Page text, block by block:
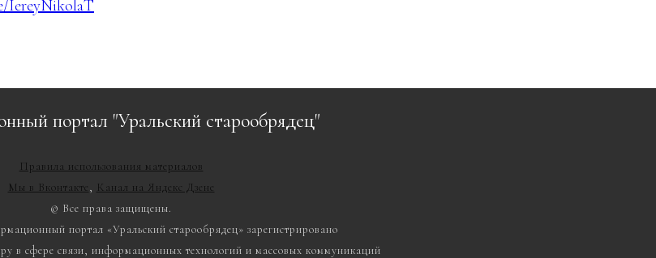
IereyNikolaT
портал "Уральский старообрядец"
Правила использования материалов
Мы в Вконтакте, Канал на Яндекс Дзене
© Все права защищены.
портал «Уральский старообрядец» зарегистрировано
в сфере связи, информационных технологий и массовых коммуникаций